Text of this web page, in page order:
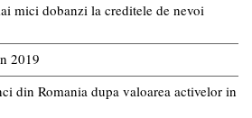
mici dobanzi la creditele de nevoi
2019
din Romania dupa valoarea activelor in